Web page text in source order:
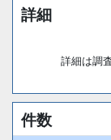
詳細
詳細は調
件数